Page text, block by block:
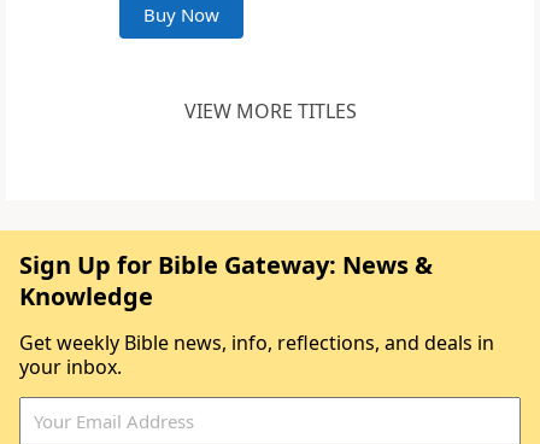
Buy Now
VIEW MORE TITLES
Sign Up for Bible Gateway: News &
Knowledge
Get weekly Bible news, info, reflections, and deals in
your inbox.